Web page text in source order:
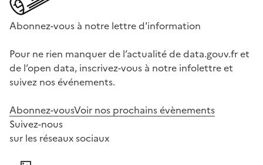
Abonnez-vous à notre lettre d'information
Pour ne rien manquer de l’actualité de data.gouv.fr et
de l’open data, inscrivez-vous à notre infolettre et
suivez nos événements.
Abonnez-vousVoir nos prochains évènements
Suivez-nous
sur les réseaux sociaux